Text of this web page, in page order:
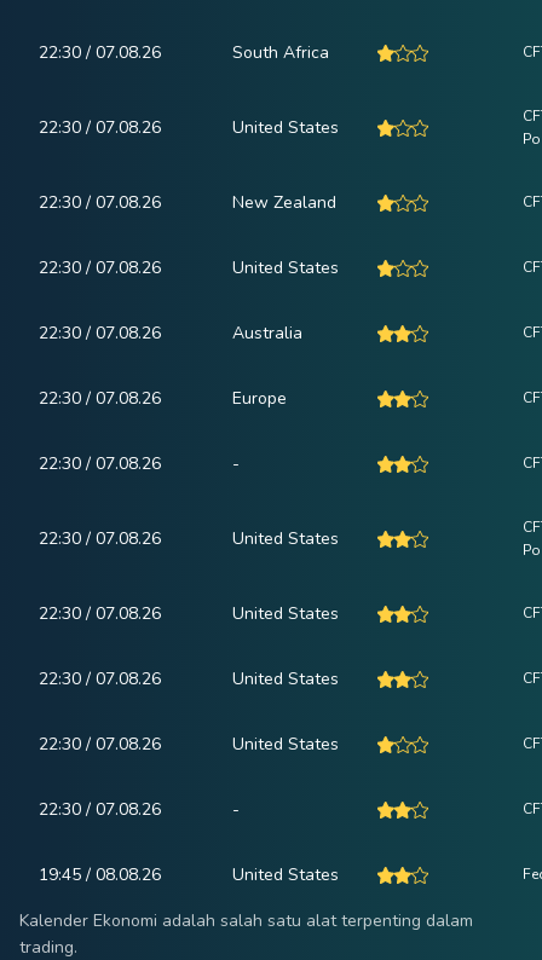
22:30 / 07.08.26 South Africa
22:30 / 07.08.26 United States
22:30 / 07.08.26 New Zealand
22:30 / 07.08.26 United States
22:30 / 07.08.26 Australia
22:30 / 07.08.26 Europe
22:30 / 07.08.26 -
22:30 / 07.08.26 United States
22:30 / 07.08.26 United States
22:30 / 07.08.26 United States
22:30 / 07.08.26 United States
22:30 / 07.08.26 -
19:45 / 08.08.26 United States
Kalender Ekonomi adalah salah satu alat terpenting dalam
trading.